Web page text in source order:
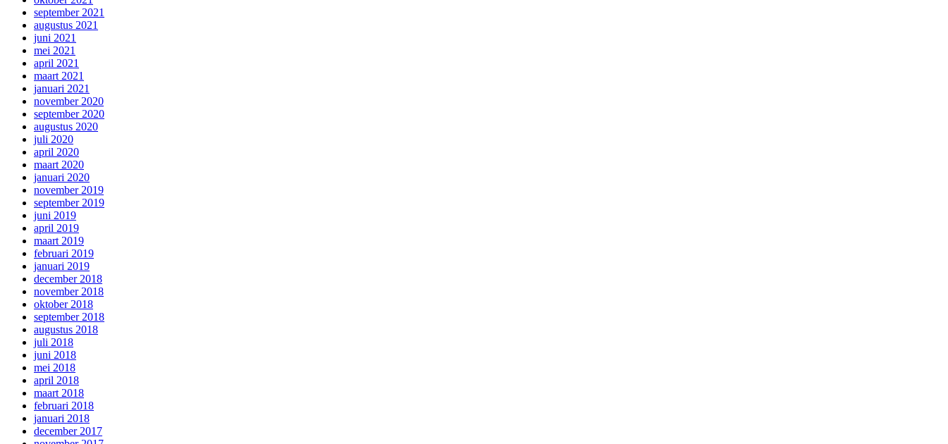
september 2021
augustus 2021
juni 2021
mei 2021
april 2021
maart 2021
januari 2021
november 2020
september 2020
augustus 2020
juli 2020
april 2020
maart 2020
januari 2020
november 2019
september 2019
juni 2019
april 2019
maart 2019
februari 2019
januari 2019
december 2018
november 2018
oktober 2018
september 2018
augustus 2018
juli 2018
juni 2018
mei 2018
april 2018
maart 2018
februari 2018
januari 2018
december 2017